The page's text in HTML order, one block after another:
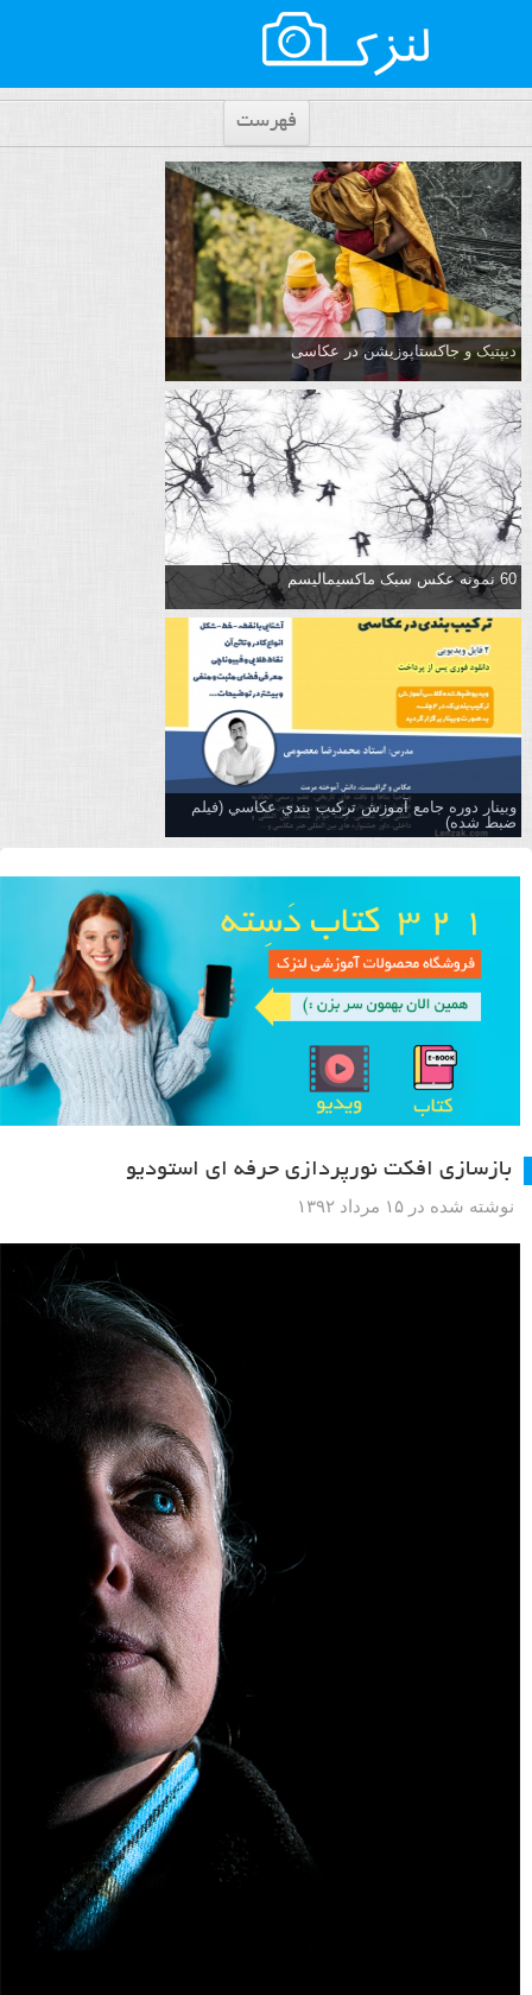
فهرست
دیپتیک و جاکستا‌پوزیشن در عکاسی
60 نمونه عکس سبک ماکسیمالیسم
وبینار دوره جامع آموزش تركيب بندي عكاسي (فیلم
ضبط شده)
بازسازی افکت نورپردازی حرفه ای استودیو
نوشته شده در ۱۵ مرداد ۱۳۹۲